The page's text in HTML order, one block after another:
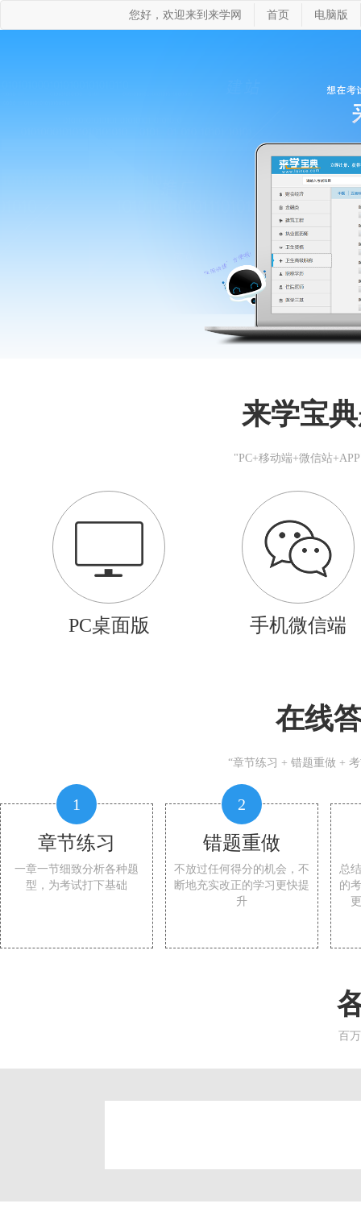
您好，欢迎来到来学网 首页 电脑版
来学宝
"PC+移动端+微信站
PC桌面版 手机微信端
在线
“章节练习 + 错题重做 +
1
章节练习
一章一节细致分析各种题
型，为考试打下基础
2
错题重做
不放过任何得分的机会，不
断地充实改正的学习更快提
升
总
的
百